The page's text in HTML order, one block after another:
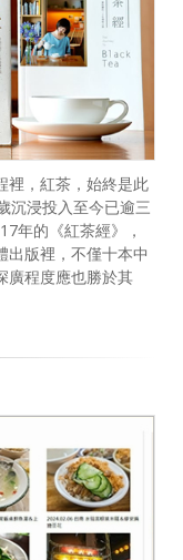
裡，紅茶，始終是此
浸投入至今已逾三
年的《紅茶經》，
出版裡，不僅十本中
廣程度應也勝於其